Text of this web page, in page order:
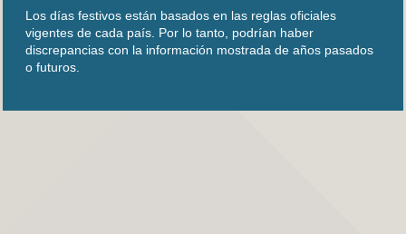
Los días festivos están basados en las reglas oficiales
vigentes de cada país. Por lo tanto, podrían haber
discrepancias con la información mostrada de años pasados
o futuros.